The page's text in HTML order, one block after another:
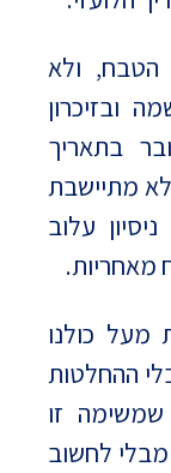
הטבח, ולא
ובזיכרון
מדובר בתאריך
לא מתיישבת
עלוב
מאחריות.
כולנו
ההחלטות
זו
לחשוב